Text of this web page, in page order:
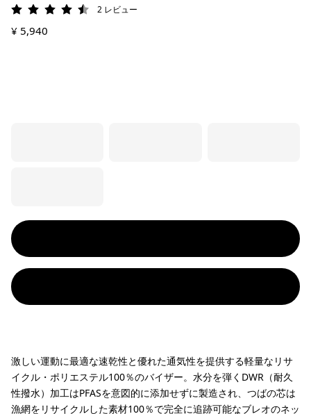
評価: 4.5 / 5
2 レビュー
¥ 5,940
激しい運動に最適な速乾性と優れた通気性を提供する軽量なリサ
イクル・ポリエステル100％のバイザー。水分を弾くDWR（耐久
性撥水）加工はPFASを意図的に添加せずに製造され、つばの芯は
漁網をリサイクルした素材100％で完全に追跡可能なブレオのネッ